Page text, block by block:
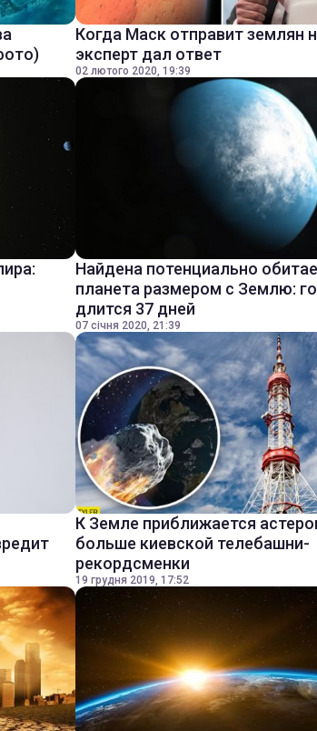
Когда Маск отправит землян
эксперт дал ответ
02 лютого 2020, 19:39
Найдена потенциально
планета размером с Землю:
длится 37 дней
07 січня 2020, 21:39
К Земле приближается
больше киевской телебашни-
рекордсменки
19 грудня 2019, 17:52